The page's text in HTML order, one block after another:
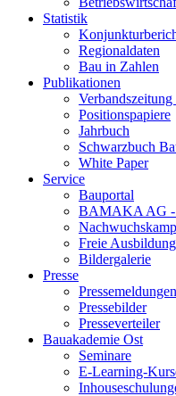
Statistik
Regionaldaten
Bau in Zahlen
Publikationen
Positionspapiere
Jahrbuch
Schwarzbuch
White Paper
Service
Bauportal
BAMAKA AG -
Freie
Bildergalerie
Presse
Pressemeldungen
Pressebilder
Presseverteiler
Bauakademie Ost
Seminare
E-Learning-